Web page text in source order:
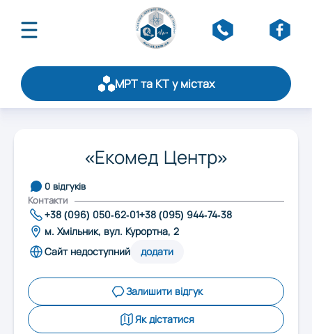
Щорічний рейтинг
Статистика
Стати партнером
Обслуговування
Контакти
МРТ та КТ у містах
Вінниця
Дніпро
Житомир
«Екомед Центр»
0 відгуків
Контакти
+38 (096) 050-62-01+38 (095) 944-74-38
м. Хмільник, вул. Курортна, 2
Сайт недоступний
додати
Залишити відгук
Як дістатися